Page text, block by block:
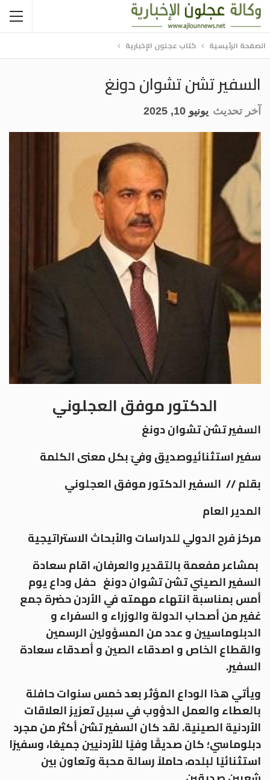
الصفحة الرئيسية كتاب عجلون الإخبارية
السفير تشن تشوان دونغ
آخر تحديث يونيو 10, 2025
الدكتور موفق العجلوني
السفير تشن تشوان دونغ
سفير استثنائيوصديق وفيّ بكل معنى الكلمة
بقلم // السفيرالدكتور موفق العجلوني
المدير العام
مركز فرح الدولي للدراسات والأبحاث الاستراتيجية
بمشاعر مفعمة بالتقدير والعرفان، اقام سعادة
السفير الصيني تشن تشوان دونغ حفل وداع يوم
أمس بمناسبة انتهاء مهمته في الأردن حضرة جمع
غفير من أصحاب الدولة والوزراء و السفراء و
الدبلوماسيين و عدد من المسؤولين الرسمين
والقطاع الخاص و اصدقاء الصين و أصدقاء سعادة
السفير.
ويأتي هذا الوداع المؤثر بعد خمس سنوات حافلة
بالعطاء والعمل الدؤوب في سبيل تعزيز العلاقات
الأردنية الصينية. لقد كان السفير تشن أكثر من مجرد
دبلوماسي؛ كان صديقًا وفيًا للأردنيين جميعًا، وسفيرًا
استثنائيًا لبلده، حاملاً رسالة محبة وتعاون بين